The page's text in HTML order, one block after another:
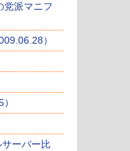
党派マニフ
）
ーバー比